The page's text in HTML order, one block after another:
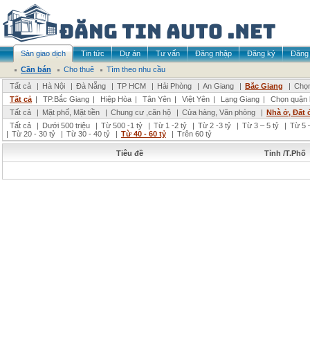
Sàn giao dịch Tin tức Dự án Tư vấn Đăng nhập Đăng ký
Đăng
Cần bán
Cho thuê
Tìm theo nhu cầu
Tất cả
| Hà Nội | Đà Nẵng | TP HCM | Hải Phòng | An Giang | Bắc Giang |
Tất cả | TP.Bắc Giang | Hiệp Hòa | Tân Yên | Việt Yên | Lạng Giang |
Chọn quận
Tất cả
| Mặt phố, Mặt tiền | Chung cư ,căn hộ | Cửa hàng, Văn phòng | Nhà ở, Đất
Tất cả
| Dưới 500 triệu | Từ 500 -1 tỷ | Từ 1 -2 tỷ | Từ 2 -3 tỷ | Từ 3 – 5 tỷ | Từ 5
| Từ 20 - 30 tỷ | Từ 30 - 40 tỷ | Từ 40 - 60 tỷ | Trên 60 tỷ
Tiêu đề Tỉnh /T.Phố